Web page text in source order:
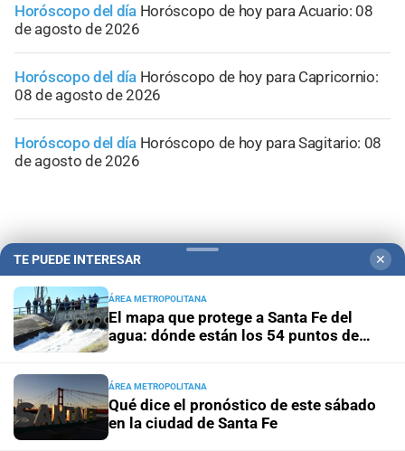
Horóscopo del día Horóscopo de hoy para Acuario: 08
de agosto de 2026
Horóscopo del día Horóscopo de hoy para Capricornio:
08 de agosto de 2026
Horóscopo del día Horóscopo de hoy para Sagitario: 08
de agosto de 2026
Campolitoral Revista Nosotros Clasificados
TE PUEDE INTERESAR ✕
ÁREA METROPOLITANA
El mapa que protege a Santa Fe del
agua: dónde están los 54 puntos de
ÁREA METROPOLITANA
Qué dice el pronóstico de este sábado
en la ciudad de Santa Fe